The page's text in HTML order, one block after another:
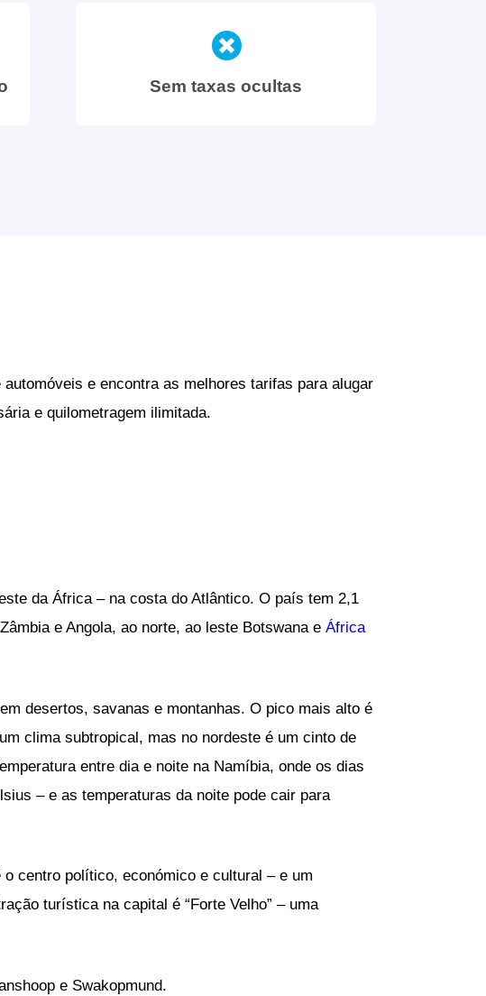
Sem taxas ocultas
e encontra as melhores tarifas para alugar
e quilometragem ilimitada.
da África – na costa do Atlântico. O país tem 2,1
e Angola, ao norte, ao leste Botswana e África
desertos, savanas e montanhas. O pico mais alto é
clima subtropical, mas no nordeste é um cinto de
entre dia e noite na Namíbia, onde os dias
– e as temperaturas da noite pode cair para
centro político, económico e cultural – e um
turística na capital é “Forte Velho” – uma
e Swakopmund.